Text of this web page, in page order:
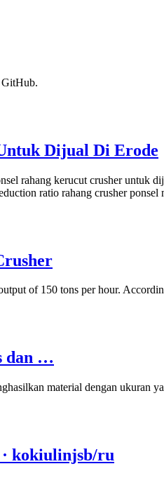
GitHub.
Dijual Di Erode
rahang kerucut crusher untuk
ratio rahang crusher ponsel
of 150 tons per hour.
dan …
material dengan
kokiulinjsb/ru